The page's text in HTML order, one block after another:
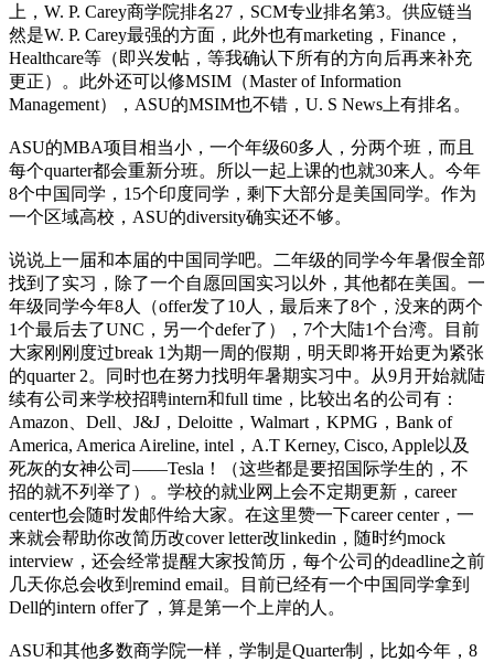
上，W. P. Carey商学院排名27，SCM专业排名第3。供应链当
然是W. P. Carey最强的方面，此外也有marketing，Finance，
Healthcare等（即兴发帖，等我确认下所有的方向后再来补充
更正）。此外还可以修MSIM（Master of Information
Management），ASU的MSIM也不错，U. S News上有排名。
ASU的MBA项目相当小，一个年级60多人，分两个班，而且
每个quarter都会重新分班。所以一起上课的也就30来人。今年
8个中国同学，15个印度同学，剩下大部分是美国同学。作为
一个区域高校，ASU的diversity确实还不够。
说说上一届和本届的中国同学吧。二年级的同学今年暑假全部
找到了实习，除了一个自愿回国实习以外，其他都在美国。一
年级同学今年8人（offer发了10人，最后来了8个，没来的两个
1个最后去了UNC，另一个defer了），7个大陆1个台湾。目前
大家刚刚度过break 1为期一周的假期，明天即将开始更为紧张
的quarter 2。同时也在努力找明年暑期实习中。从9月开始就陆
续有公司来学校招聘intern和full time，比较出名的公司有：
Amazon、Dell、J&J，Deloitte，Walmart，KPMG，Bank of
America, America Aireline, intel，A.T Kerney, Cisco, Apple以及
死灰的女神公司——Tesla！（这些都是要招国际学生的，不
招的就不列举了）。学校的就业网上会不定期更新，career
center也会随时发邮件给大家。在这里赞一下career center，一
来就会帮助你改简历改cover letter改linkedin，随时约mock
interview，还会经常提醒大家投简历，每个公司的deadline之前
几天你总会收到remind email。目前已经有一个中国同学拿到
Dell的intern offer了，算是第一个上岸的人 。
ASU和其他多数商学院一样，学制是Quarter制，比如今年，8